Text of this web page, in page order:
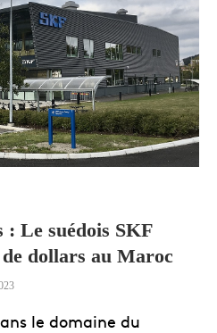
: Le suédois SKF
dollars au Maroc
le domaine du